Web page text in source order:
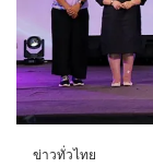
ข่าวทั่วไทย